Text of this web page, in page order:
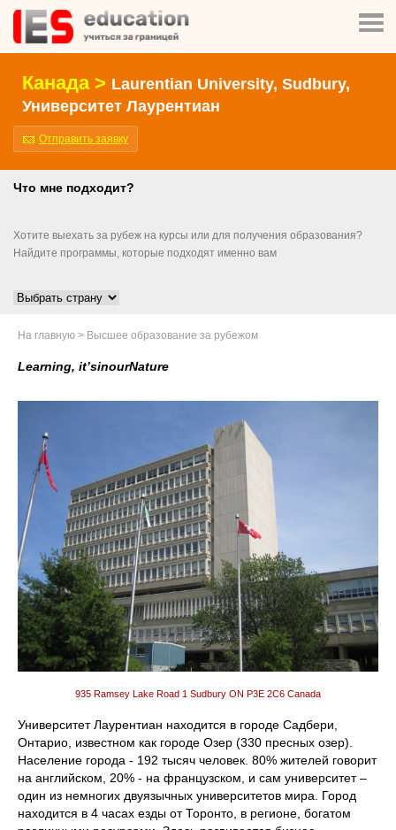
Канада > Laurentian University, Sudbury,
Университет Лаурентиан
Отправить заявку
Что мне подходит?
Хотите выехать за рубеж на курсы или для получения образования?
Найдите программы, которые подходят именно вам
На главную > Высшее образование за рубежом
Learning, it’sinourNature
935 Ramsey Lake Road 1 Sudbury ON P3E 2C6 Canada
Университет Лаурентиан находится в городе Садбери,
Онтарио, известном как городе Озер (330 пресных озер).
Население города - 192 тысяч человек. 80% жителей говорит
на английском, 20% - на французском, и сам университет –
один из немногих двуязычных университетов мира. Город
находится в 4 часах езды от Торонто, в регионе, богатом